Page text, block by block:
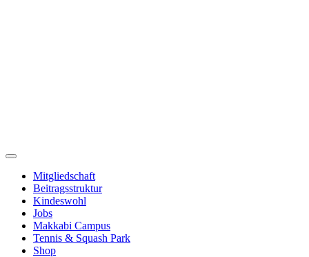
Mitgliedschaft
Beitragsstruktur
Kindeswohl
Jobs
Makkabi Campus
Tennis & Squash Park
Shop